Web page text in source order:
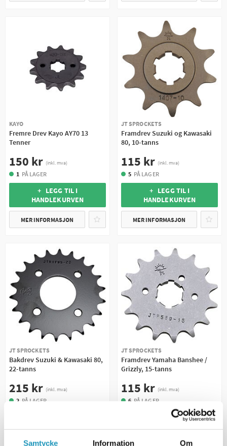
Samtycke Information Om
KAYO
Fremre Drev Kayo AY70 13
Tenner
150 kr (inkl. mva)
1 PÅ LAGER
+ LEGG TIL I
HANDLEKURVEN
MER INFORMASJON
JT SPROCKETS
Framdrev Suzuki og Kawasaki
80, 10-tanns
115 kr (inkl. mva)
5 PÅ LAGER
+ LEGG TIL I
HANDLEKURVEN
MER INFORMASJON
JT SPROCKETS
Bakdrev Suzuki & Kawasaki 80,
22-tanns
215 kr (inkl. mva)
2 PÅ LAGER
JT SPROCKETS
Framdrev Yamaha Banshee /
Grizzly, 15-tanns
115 kr (inkl. mva)
6 PÅ LAGER
+ LEGG TIL I